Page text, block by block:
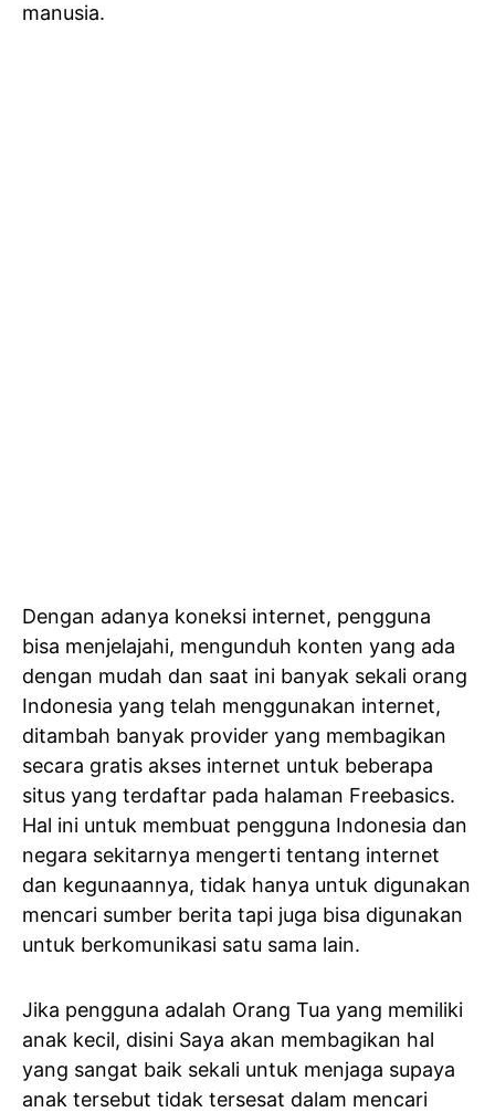
manusia.
Dengan adanya koneksi internet, pengguna
bisa menjelajahi, mengunduh konten yang ada
dengan mudah dan saat ini banyak sekali orang
Indonesia yang telah menggunakan internet,
ditambah banyak provider yang membagikan
secara gratis akses internet untuk beberapa
situs yang terdaftar pada halaman Freebasics.
Hal ini untuk membuat pengguna Indonesia dan
negara sekitarnya mengerti tentang internet
dan kegunaannya, tidak hanya untuk digunakan
mencari sumber berita tapi juga bisa digunakan
untuk berkomunikasi satu sama lain.
Jika pengguna adalah Orang Tua yang memiliki
anak kecil, disini Saya akan membagikan hal
yang sangat baik sekali untuk menjaga supaya
anak tersebut tidak tersesat dalam mencari